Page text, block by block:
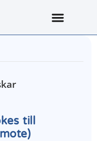
till